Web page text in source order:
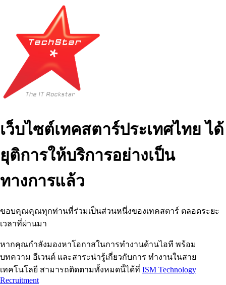
เว็บไซต์เทคสตาร์ประเทศไทย ได้
ยุติการให้บริการอย่างเป็น
ทางการแล้ว
ขอบคุณคุณทุกท่านที่ร่วมเป็นส่วนหนึ่งของเทคสตาร์ ตลอดระยะ
เวลาที่ผ่านมา
หากคุณกำลังมองหาโอกาสในการทำงานด้านไอที พร้อม
บทความ อีเวนต์ และสาระน่ารู้เกี่ยวกับการ ทำงานในสาย
เทคโนโลยี สามารถติดตามทั้งหมดนี้ได้ที่ ISM Technology
Recruitment